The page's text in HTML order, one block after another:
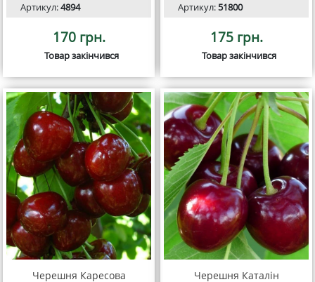
Артикул:4894
170 грн.
Товар закінчився
Артикул:51800
175 грн.
Товар закінчився
Черешня Каресова Черешня Каталін